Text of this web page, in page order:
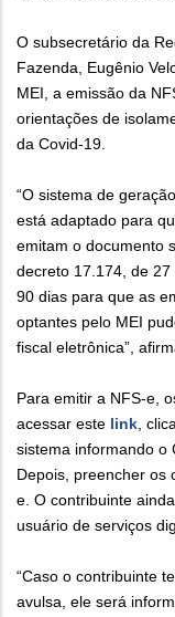
O subsecretário da
Fazenda, Eugênio
MEI, a emissão da
orientações de
da Covid-19.
“O sistema de
está adaptado para
emitam o documento
decreto 17.174, de
90 dias para que as
optantes pelo MEI
fiscal eletrônica”,
Para emitir a NFS-e,
acessar este link,
sistema informando o
Depois, preencher os
e. O contribuinte
usuário de serviços
“Caso o contribuinte
avulsa, ele será